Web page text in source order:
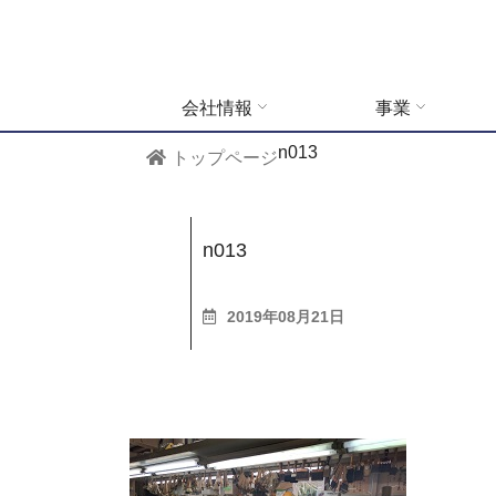
会社情報 事業
トップページn013
n013
2019年08月21日